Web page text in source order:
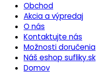
Obchod
Akcia a výpredaj
O nás
Kontaktujte nás
Možnosti doručenia
Náš eshop sufliky.sk
Domov